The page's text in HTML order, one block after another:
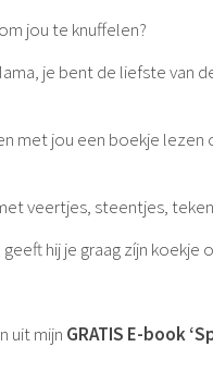
jou te knuffelen?
je bent de liefste van
met jou een boekje lezen
veertjes, steentjes,
hij je graag zíjn koekje
uit mijn GRATIS E-book